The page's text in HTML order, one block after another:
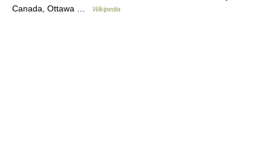
Canada, Ottawa …
Wikipedia